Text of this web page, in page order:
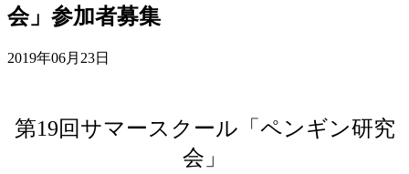
会」参加者募集
2019年06月23日
第19回サマースクール「ペンギン研究
会」